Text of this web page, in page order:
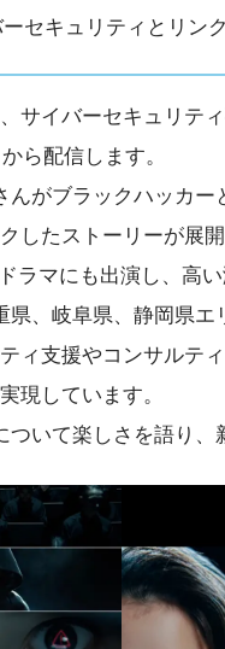
セキュリティとリンク
サイバーセキュリテ
ら配信します。
んがブラックハッカ
したストーリーが展開
ラマにも出演し、高い
県、岐阜県、静岡県エ
ィ支援やコンサルテ
現しています。
ついて楽しさを語り、